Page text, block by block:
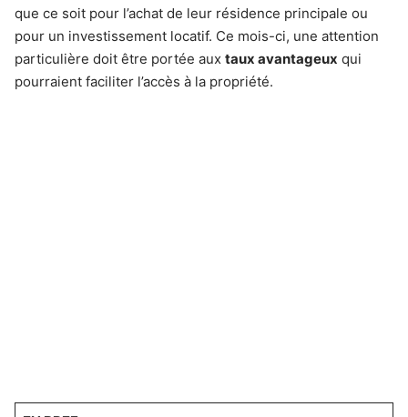
que ce soit pour l’achat de leur résidence principale ou
pour un investissement locatif. Ce mois-ci, une attention
particulière doit être portée aux taux avantageux qui
pourraient faciliter l’accès à la propriété.